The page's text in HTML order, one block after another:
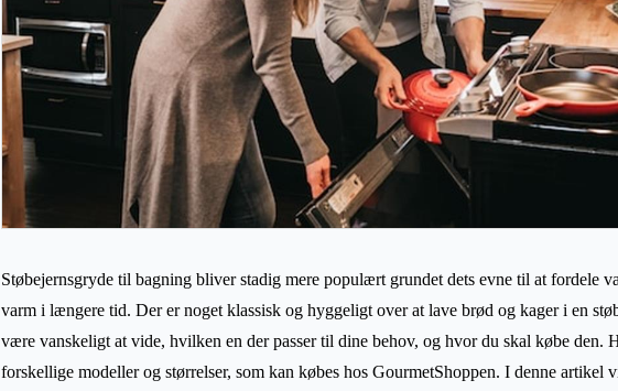
Støbejernsgryde til bagning bliver stadig mere populært grundet dets evne til at fordele
varm i længere tid. Der er noget klassisk og hyggeligt over at lave brød og kager i en
være vanskeligt at vide, hvilken en der passer til dine behov, og hvor du skal købe den.
forskellige modeller og størrelser, som kan købes hos GourmetShoppen. I denne artikel